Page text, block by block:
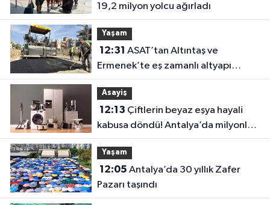
19,2 milyon yolcu ağırladı
Yaşam
12:31
Ermenek’te eş zamanlı altyapı
seferberliği
Asayiş
12:13
kabusa döndü! Antalya’da milyonluk
dolandırıcılık iddiası
Yaşam
12:05
Pazarı taşındı